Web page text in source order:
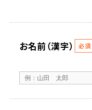
お名前（漢字） 必須